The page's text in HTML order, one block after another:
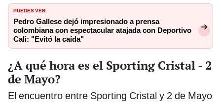
PUEDES VER:
Pedro Gallese dejó impresionado a prensa
colombiana con espectacular atajada con Deportivo
Cali: "Evitó la caída"
¿A qué hora es el Sporting Cristal - 2
de Mayo?
El encuentro entre Sporting Cristal y 2 de Mayo